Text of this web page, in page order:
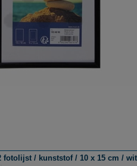
fotolijst / kunststof / 10 x 15 cm / wit